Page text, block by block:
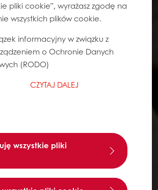
pliki cookie”, wyrażasz zgodę na
wszystkich plików cookie.
informacyjny w związku z
o Ochronie Danych
(RODO)
CZYTAJ DALEJ
wszystkie pliki